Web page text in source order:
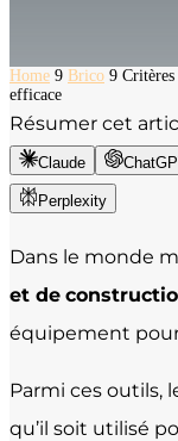
Home 9 Brico 9
efficace
Résumer cet
Claude
Perplexity
Dans le monde
et de
équipement
Parmi ces outils,
qu’il soit utilisé